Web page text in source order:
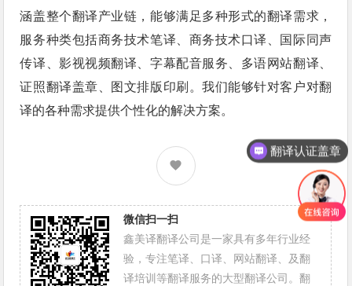
涵盖整个翻译产业链，能够满足多种形式的翻译需求，
服务种类包括商务技术笔译、商务技术口译、国际同声
传译、影视视频翻译、字幕配音服务、多语网站翻译、
证照翻译盖章、图文排版印刷。我们能够针对客户对翻
译的各种需求提供个性化的解决方案。
微信扫一扫
鑫美译翻译公司是一家具有多年行业经
验，专注笔译、口译、网站翻译、及翻
译培训等翻译服务的大型翻译公司。翻
翻译认证盖章